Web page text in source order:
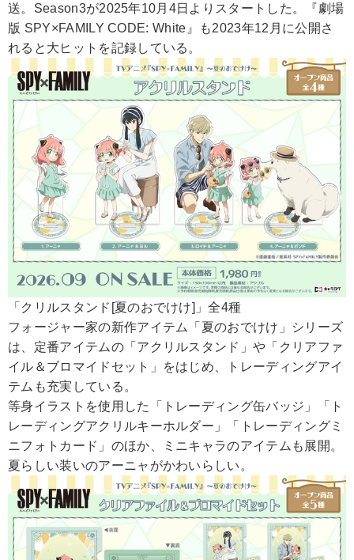
送。Season3が2025年10月4日よりスタートした。
『劇場
版 SPY×FAMILY CODE: White』も2023年12月に公開さ
れると大ヒットを記録している。
「クリルスタンド[夏のおでけけ]」全4種
フォージャー家の新作アイテム「夏のおでけけ」シリーズ
は、定番アイテムの「アクリルスタンド」や「クリアファ
イル＆ブロマイドセット」をはじめ、トレーディングアイ
テムも充実している。
等身イラストを使用した「トレーディング缶バッジ」「ト
レーディングアクリルキーホルダー」「トレーディングミ
ニフォトカード」のほか、ミニキャラのアイテムも展開。
夏らしい装いのアーニャがかわいらしい。